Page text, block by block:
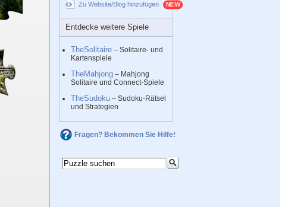
Zu Website/Blog hinzufügen
Entdecke weitere Spiele
TheSolitaire – Solitaire- und
Kartenspiele
TheMahjong – Mahjong
Solitaire und Connect-Spiele
TheSudoku – Sudoku-Rätsel
und Strategien
Fragen? Bekommen Sie Hilfe!